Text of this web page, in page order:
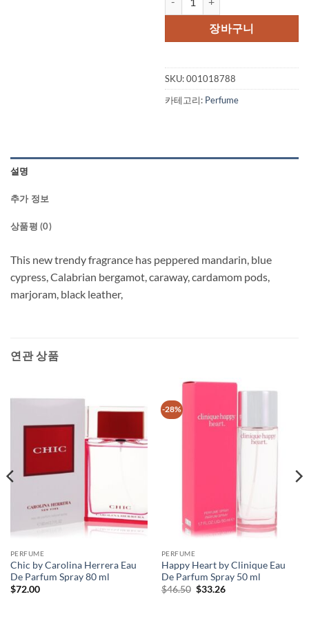
격:
$95.00.
격:
장바구니
SKU:001018788
카테고리: Perfume
설명
추가 정보
상품평 (0)
This new trendy fragrance has peppered mandarin, blue
cypress, Calabrian bergamot, caraway, cardamom pods,
marjoram, black leather,
연관 상품
PERFUME
Chic by Carolina Herrera Eau
De Parfum Spray 80 ml
$72.00
-28%
PERFUME
Happy Heart by Clinique Eau
De Parfum Spray 50 ml
$46.50 원
$33.26현